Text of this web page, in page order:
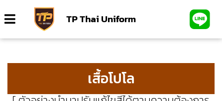
TP Thai Uniform
เสื้อโปโล